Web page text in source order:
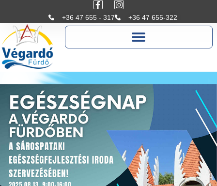
+36 47 655 - 317 +36 47 655-322